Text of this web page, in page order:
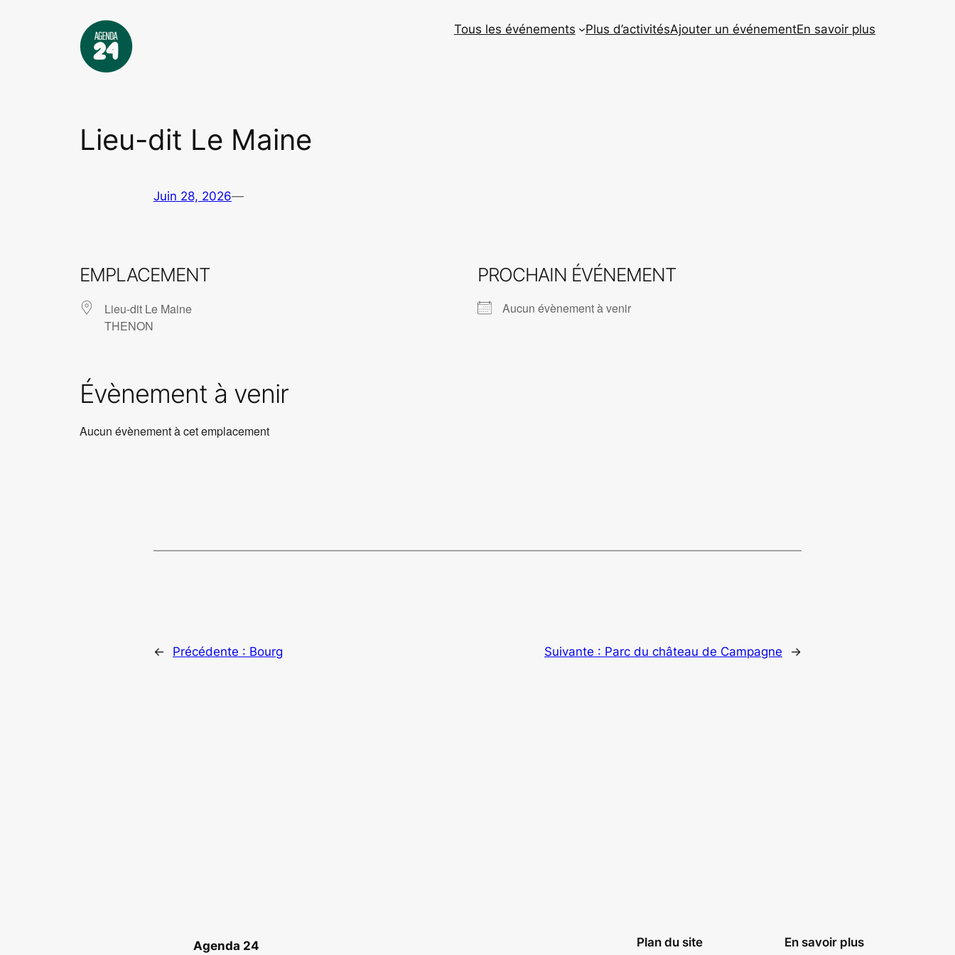
Tous les événements Plus d’activitésAjouter un événementEn savoir plus
Lieu-dit Le Maine
Juin 28, 2026—
EMPLACEMENT
Lieu-dit Le Maine
THENON
PROCHAIN ÉVÉNEMENT
Aucun évènement à venir
Évènement à venir
Aucun évènement à cet emplacement
← Précédente : Bourg Suivante : Parc du château de Campagne →
Agenda 24 Plan du site En savoir plus